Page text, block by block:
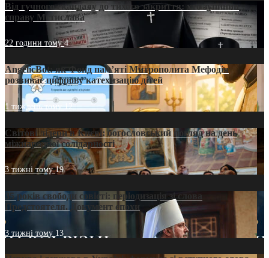
Від гучного скандалу до тихого закриття: хто зупинив
справу Мстислава
22 години тому4
AngelicBot: як Фонд пам’яті Митрополита Мефодія
розвиває цифрову катехизацію дітей
1 тиждень тому12
Світові лідери в Києві: богословський погляд на день
міжнародної солідарності
3 тижні тому19
35 років свободи совісті: періодизація зі слова
Предстоятеля. Документ епохи
3 тижні тому 13